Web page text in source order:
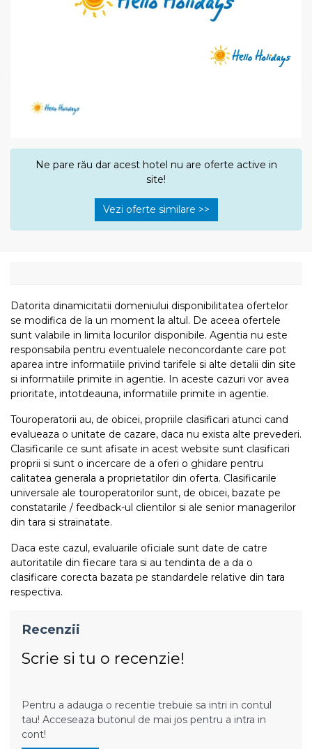
Ne pare rău dar acest hotel nu are oferte active in
site!
Vezi oferte similare >>
Datorita dinamicitatii domeniului disponibilitatea ofertelor
se modifica de la un moment la altul. De aceea ofertele
sunt valabile in limita locurilor disponibile. Agentia nu este
responsabila pentru eventualele neconcordante care pot
aparea intre informatiile privind tarifele si alte detalii din site
si informatiile primite in agentie. In aceste cazuri vor avea
prioritate, intotdeauna, informatiile primite in agentie.
Touroperatorii au, de obicei, propriile clasificari atunci cand
evalueaza o unitate de cazare, daca nu exista alte prevederi.
Clasificarile ce sunt afisate in acest website sunt clasificari
proprii si sunt o incercare de a oferi o ghidare pentru
calitatea generala a proprietatilor din oferta. Clasificarile
universale ale touroperatorilor sunt, de obicei, bazate pe
constatarile / feedback-ul clientilor si ale senior managerilor
din tara si strainatate.
Daca este cazul, evaluarile oficiale sunt date de catre
autoritatile din fiecare tara si au tendinta de a da o
clasificare corecta bazata pe standardele relative din tara
respectiva.
Recenzii
Scrie si tu o recenzie!
Pentru a adauga o recentie trebuie sa intri in contul
tau! Acceseaza butonul de mai jos pentru a intra in
cont!